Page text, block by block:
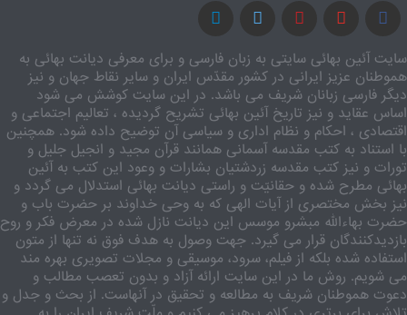
سایت آئین بهائی سایتی به زبان فارسی و برای معرفی دیانت بهائی به
هموطنان عزیز ایرانی در کشور مقدّس ایران و سایر نقاط جهان و نیز
دیگر فارسی زبانان شریف می باشد. در این سایت کوشش می شود
اساس عقاید و نیز تاریخ آئین بهائی تشریح گردیده ، تعالیم اجتماعی و
اقتصادی ، احکام و نظام اداری و سیاسی آن توضیح داده شود. همچنین
با استناد به کتب مقدسه آسمانی همانند قرآن مجید و انجیل جلیل و
تورات و نیز کتب مقدسه زردشتیان بشارات و وعود این کتب به آئین
بهائی مطرح شده و حقانیّت و راستی دیانت بهائی استدلال می گردد و
نیز بخش مختصری از آیات الهی که به وحی خداوند بر حضرت باب و
حضرت بهاءالله مبشرو موسس این دیانت نازل شده در معرض فکر و روح
بازدیدکنندگان قرار می گیرد. جهت وصول به هدف فوق نه تنها از متون
استفاده شده بلکه از فیلم، سرود، موسیقی و مجلات تصویری بهره مند
می شویم. روش ما در این سایت ارائه آزاد و بدون تعصب مطالب و
دعوت هموطنان شریف به مطالعه و تحقیق در آنهاست. از بحث و جدل و